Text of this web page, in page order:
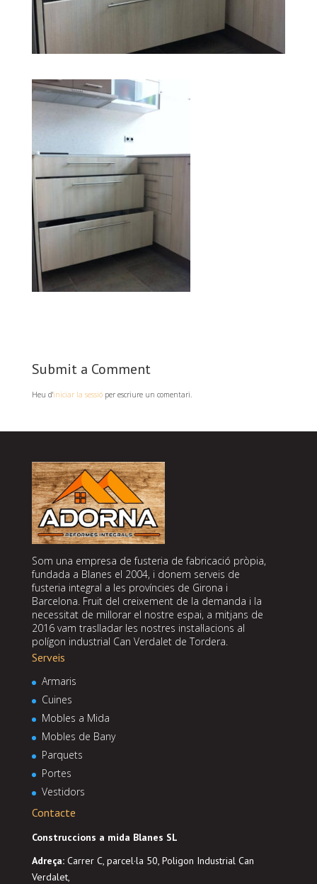
Submit a Comment
Heu d'iniciar la sessióper escriure un comentari.
Som una empresa de fusteria de fabricació pròpia,
fundada a Blanes el 2004, i donem serveis de
fusteria integral a les províncies de Girona i
Barcelona. Fruit del creixement de la demanda i la
necessitat de millorar el nostre espai, a mitjans de
2016 vam traslladar les nostres instal·lacions al
polígon industrial Can Verdalet de Tordera.
Serveis
Armaris
Cuines
Mobles a Mida
Mobles de Bany
Parquets
Portes
Vestidors
Contacte
Construccions a mida Blanes SL
Adreça: Carrer C, parcel·la 50, Poligon Industrial Can
Verdalet,